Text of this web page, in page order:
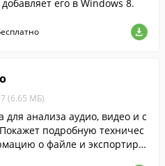
его в Windows 8.
(6.65 МБ)
для анализа аудио, видео и с
подробную техничес
о файле и экспортиру